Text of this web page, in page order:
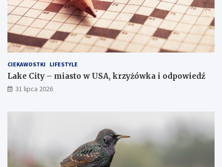
CIEKAWOSTKI LIFESTYLE
Lake City – miasto w USA, krzyżówka i odpowiedź
31 lipca 2026